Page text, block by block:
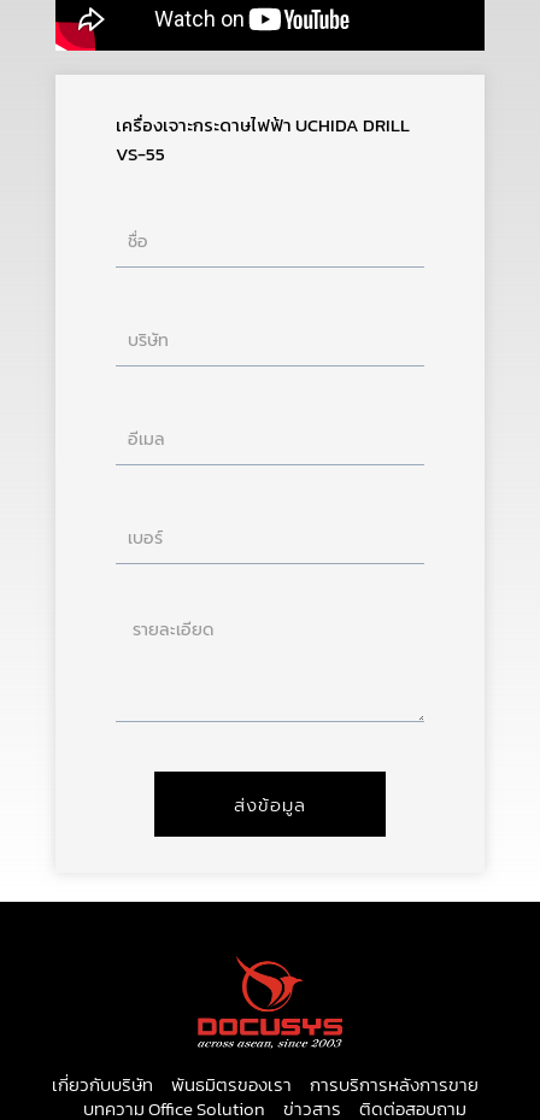
เครื่องเจาะกระดาษไฟฟ้า UCHIDA DRILL
VS-55
ชื่อ
บริษัท
อีเมล
ราย
ส่งข้อมูล
เกี่ยวกับบริษัท พันธมิตรของเรา
การบริการหลังการขาย
บทความ Office Solution
ข่าวสาร ติดต่อสอบถาม